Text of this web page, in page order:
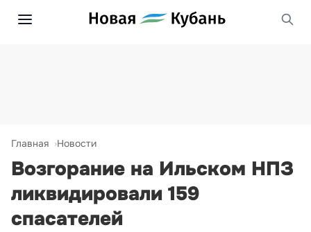
Главная Новости
Возгорание на Ильском НПЗ
ликвидировали 159
спасателей